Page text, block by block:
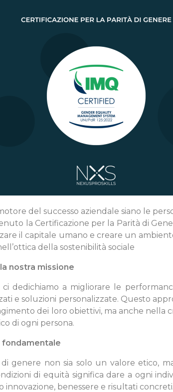
del successo aziendale siano le
la Certificazione per la Parità di
il capitale umano e creare un
della sostenibilità sociale
nostra missione
dedichiamo a migliorare le
e soluzioni personalizzate. Questo
dei loro obiettivi, ma anche nella
di ogni persona.
fondamentale
genere non sia solo un valore etico,
di equità significa dare a ogni
benessere e risultati concreti.